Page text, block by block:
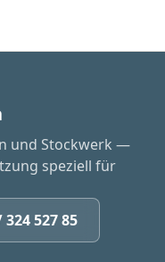
und Stockwerk —
speziell für
324 527 85